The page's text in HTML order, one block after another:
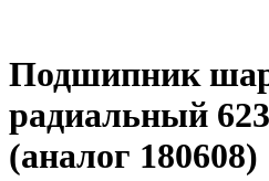
Подшипник
радиальный
(аналог 180608)